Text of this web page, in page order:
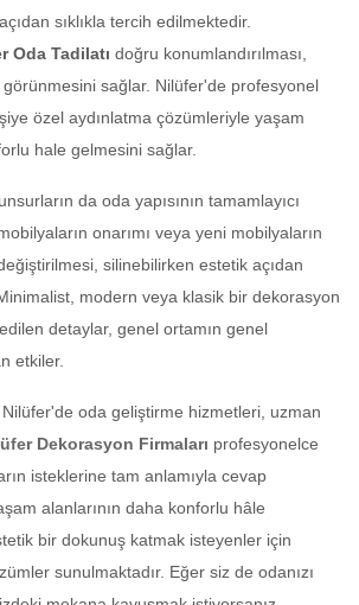
sıklıkla tercih edilmektedir.
Oda Tadilatı doğru konumlandırılması,
görünmesini sağlar. Nilüfer'de profesyonel
özel aydınlatma çözümleriyle yaşam
hale gelmesini sağlar.
da oda yapısının tamamlayıcı
onarımı veya yeni mobilyaların
silinebilirken estetik açıdan
modern veya klasik bir dekorasyon
detaylar, genel ortamın genel
etkiler.
Nilüfer'de oda geliştirme hizmetleri, uzman
Dekorasyon Firmaları profesyonelce
isteklerine tam anlamıyla cevap
alanlarının daha konforlu hâle
bir dokunuş katmak isteyenler için
sunulmaktadır. Eğer siz de odanızı